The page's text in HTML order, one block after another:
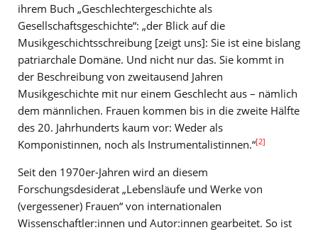
ihrem Buch „Geschlechtergeschichte als
Gesellschaftsgeschichte“: „der Blick auf die
Musikgeschichtsschreibung [zeigt uns]: Sie ist eine bislang
patriarchale Domäne. Und nicht nur das. Sie kommt in
der Beschreibung von zweitausend Jahren
Musikgeschichte mit nur einem Geschlecht aus – nämlich
dem männlichen. Frauen kommen bis in die zweite Hälfte
des 20. Jahrhunderts kaum vor: Weder als
Komponistinnen, noch als Instrumentalistinnen.“[2]
Seit den 1970er-Jahren wird an diesem
Forschungsdesiderat „Lebensläufe und Werke von
(vergessener) Frauen“ von internationalen
Wissenschaftler:innen und Autor:innen gearbeitet. So ist